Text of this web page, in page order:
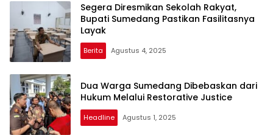
Segera Diresmikan Sekolah Rakyat,
Bupati Sumedang Pastikan Fasilitasnya
Layak
Berita Agustus 4, 2025
Dua Warga Sumedang Dibebaskan dari
Hukum Melalui Restorative Justice
Headline Agustus 1, 2025